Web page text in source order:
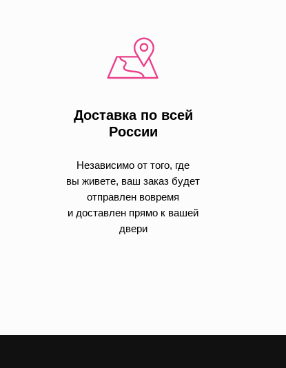
Доставка по всей
России
Независимо от того, где
вы живете, ваш заказ будет
отправлен вовремя
и доставлен прямо к вашей
двери